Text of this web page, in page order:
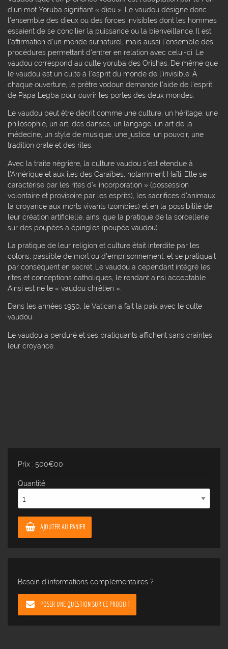
d'un mot Yoruba signifiant « dieu ». Le vaudou désigne donc
l'ensemble des dieux ou des forces invisibles dont les hommes
essaient de se concilier la puissance ou la bienveillance. Il est
l'affirmation d'un monde surnaturel, mais aussi l'ensemble des
procédures permettant d'entrer en relation avec celui-ci. Le
vaudou correspond au culte yoruba des Orishas. De même que
le vaudou est un culte à l'esprit du monde de l'invisible. À
chaque ouverture, le prêtre vodoun demande l'aide de l'esprit
de Papa Legba pour ouvrir les portes des deux mondes.
Le vaudou peut être décrit comme une culture, un héritage, une
philosophie, un art, des danses, un langage, un art de la
médecine, un style de musique, une justice, un pouvoir, une
tradition orale et des rites.
Avec la traite négrière, la culture vaudou s'est étendue à
l'Amérique et aux îles des Caraïbes, notamment Haïti. Elle se
caractérise par les rites d'« incorporation » (possession
volontaire et provisoire par les esprits), les sacrifices d'animaux,
la croyance aux morts vivants (zombies) et en la possibilité de
leur création artificielle, ainsi que la pratique de la sorcellerie
sur des poupées à épingles (poupée vaudou).
La pratique de leur religion et culture était interdite par les
colons, passible de mort ou d'emprisonnement, et se pratiquait
par conséquent en secret. Le vaudou a cependant intégré les
rites et conceptions catholiques, le rendant ainsi acceptable.
Ainsi est né le « vaudou chrétien ».
Dans les années 1950, le Vatican a fait la paix avec le culte
vaudou.
Le vaudou a perduré et ses pratiquants affichent sans craintes
leur croyance.
Prix : 500€00
Quantité
AJOUTER AU PANIER
Besoin d'informations complémentaires ?
POSER UNE QUESTION SUR CE PRODUIT